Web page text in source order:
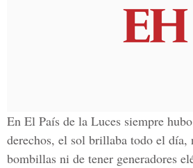
En El País de la Luces siempre
derechos, el sol brillaba todo el día,
bombillas ni de tener generadores